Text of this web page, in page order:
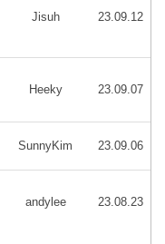
Jisuh 23.09.12
Heeky 23.09.07
SunnyKim 23.09.06
andylee 23.08.23